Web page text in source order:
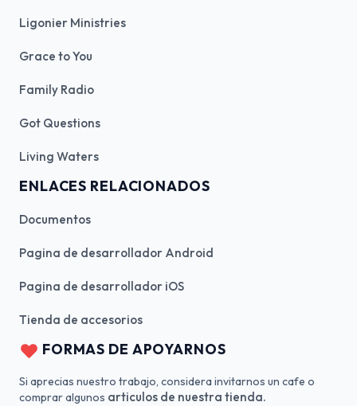
Ligonier Ministries
Grace to You
Family Radio
Got Questions
Living Waters
ENLACES RELACIONADOS
Documentos
Pagina de desarrollador Android
Pagina de desarrollador iOS
Tienda de accesorios
FORMAS DE APOYARNOS
Si aprecias nuestro trabajo, considera invitarnos un cafe o
comprar algunos articulos de nuestra tienda.